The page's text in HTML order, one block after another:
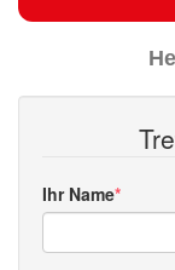
Ihr Name